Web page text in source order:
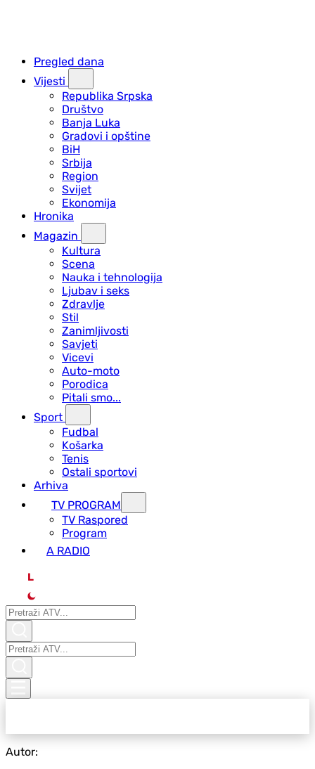
Pregled dana
Vijesti
Republika Srpska
Društvo
Banja Luka
Gradovi i opštine
BiH
Srbija
Region
Svijet
Ekonomija
Hronika
Magazin
Kultura
Scena
Nauka i tehnologija
Ljubav i seks
Zdravlje
Stil
Zanimljivosti
Savjeti
Vicevi
Auto-moto
Porodica
Pitali smo...
Sport
Fudbal
Košarka
Tenis
Ostali sportovi
Arhiva
TV PROGRAM
ТV Raspored
Program
A RADIO
L
Autor: